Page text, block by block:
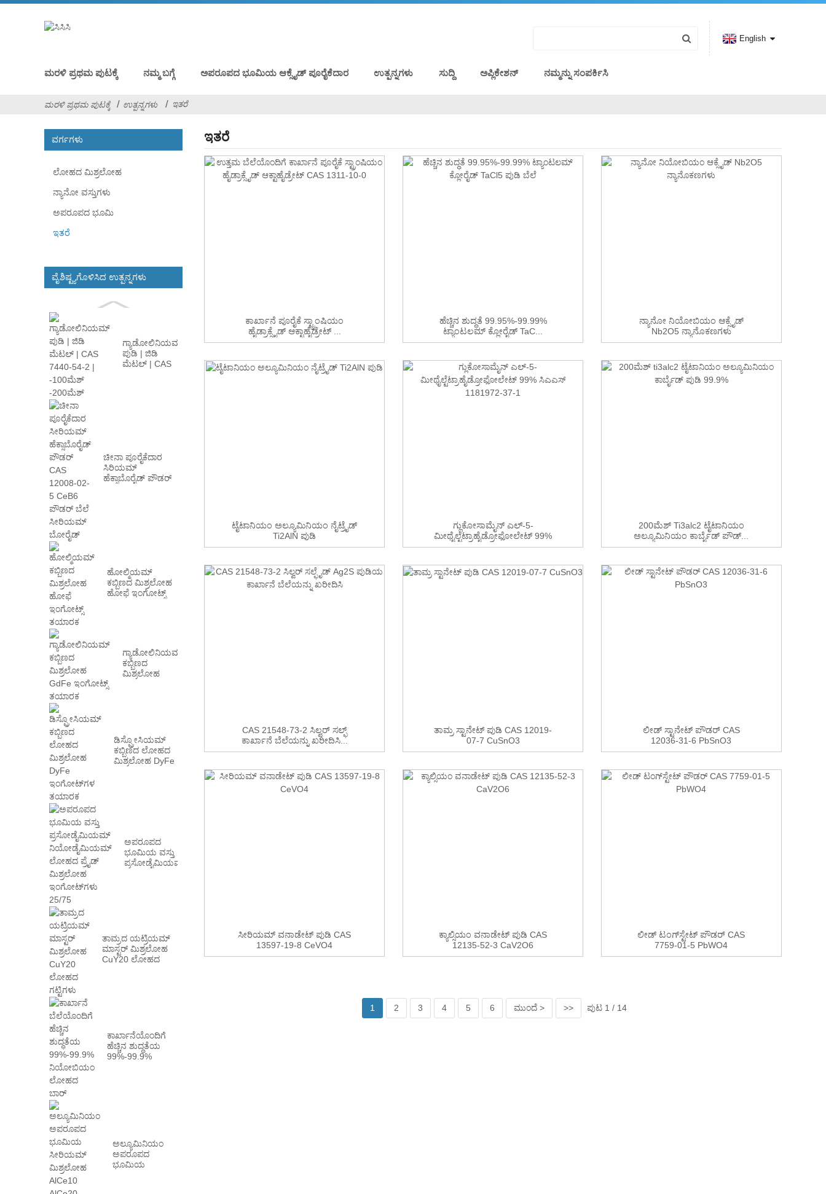
ಮರಳಿ ಪ್ರಥಮ ಪುಟಕ್ಕೆ ನಮ್ಮ ಬಗ್ಗೆ ಅಪರೂಪದ ಭೂಮಿಯ ಆಕ್ಸೈಡ್ ಪೂರೈಕೆದಾರ ಉತ್ಪನ್ನಗಳು ಸುದ್ದಿ ಅಪ್ಲಿಕೇಶನ್ ನಮ್ಮನ್ನು ಸಂಪರ್ಕಿಸಿ
English
ಮರಳಿ ಪ್ರಥಮ ಪುಟಕ್ಕೆ ಉತ್ಪನ್ನಗಳು ಇತರೆ
ವರ್ಗಗಳು
ಲೋಹದ ಮಿಶ್ರಲೋಹ
ನ್ಯಾನೋ ವಸ್ತುಗಳು
ಅಪರೂಪದ ಭೂಮಿ
ಇತರೆ
ವೈಶಿಷ್ಟ್ಯಗೊಳಿಸಿದ ಉತ್ಪನ್ನಗಳು
ಗ್ಯಾಡೋಲಿನಿಯಮ್
ಪುಡಿ | ಜಿಡಿ
ಮೆಟಲ್ | CAS
ಚೀನಾ ಪೂರೈಕೆದಾರ
ಸಿರಿಯಮ್
ಹೆಕ್ಸಾಬೊರೈಡ್ ಪೌಡರ್
ಹೋಲ್ಮಿಯಮ್
ಕಬ್ಬಿಣದ ಮಿಶ್ರಲೋಹ
ಹೋಫೆ ಇಂಗೋಟ್ಸ್
ಗ್ಯಾಡೋಲಿನಿಯಮ್
ಕಬ್ಬಿಣದ
ಮಿಶ್ರಲೋಹ
ಡಿಸ್ಪ್ರೋಸಿಯಮ್
ಕಬ್ಬಿಣದ ಲೋಹದ
ಮಿಶ್ರಲೋಹ DyFe
ಅಪರೂಪದ
ಭೂಮಿಯ ವಸ್ತು
ಪ್ರಸೋಡೈಮಿಯಮ್
ತಾಮ್ರದ ಯಟ್ರಿಯಮ್
ಮಾಸ್ಟರ್ ಮಿಶ್ರಲೋಹ
CuY20 ಲೋಹದ
ಕಾರ್ಖಾನೆಯೊಂದಿಗೆ
ಹೆಚ್ಚಿನ ಶುದ್ಧತೆಯ
99%-99.9%
ಅಲ್ಯೂಮಿನಿಯಂ
ಅಪರೂಪದ
ಭೂಮಿಯ
ಇತರೆ
ಕಾರ್ಖಾನೆ ಪೂರೈಕೆ ಸ್ಟ್ರಾಂಷಿಯಂ
ಹೈಡ್ರಾಕ್ಸೈಡ್ ಆಕ್ಟಾಹೈಡ್ರೇಟ್ ...
ಹೆಚ್ಚಿನ ಶುದ್ಧತೆ 99.95%-99.99%
ಟ್ಯಾಂಟಲಮ್ ಕ್ಲೋರೈಡ್ TaC...
ನ್ಯಾನೋ ನಿಯೋಬಿಯಂ ಆಕ್ಸೈಡ್
Nb2O5 ನ್ಯಾನೊಕಣಗಳು
ಟೈಟಾನಿಯಂ ಅಲ್ಯೂಮಿನಿಯಂ ನೈಟ್ರೈಡ್
Ti2AlN ಪುಡಿ
ಗ್ಲುಕೋಸಾಮೈನ್ ಎಲ್-5-
ಮೀಥೈಲ್ಟೆಟ್ರಾಹೈಡ್ರೋಫೋಲೇಟ್ 99%
ಸಿಎಎಸ್ ...
200ಮೆಶ್ Ti3alc2 ಟೈಟಾನಿಯಂ
ಅಲ್ಯೂಮಿನಿಯಂ ಕಾರ್ಬೈಡ್ ಪೌಡ್...
CAS 21548-73-2 ಸಿಲ್ವರ್ ಸಲ್ಫ್
ಕಾರ್ಖಾನೆ ಬೆಲೆಯನ್ನು ಖರೀದಿಸಿ...
ತಾಮ್ರ ಸ್ಟಾನೇಟ್ ಪುಡಿ CAS 12019-
07-7 CuSnO3
ಲೀಡ್ ಸ್ಟಾನೇಟ್ ಪೌಡರ್ CAS
12036-31-6 PbSnO3
ಸೀರಿಯಮ್ ವನಾಡೇಟ್ ಪುಡಿ CAS
13597-19-8 CeVO4
ಕ್ಯಾಲ್ಸಿಯಂ ವನಾಡೇಟ್ ಪುಡಿ CAS
12135-52-3 CaV2O6
ಲೀಡ್ ಟಂಗ್‌ಸ್ಟೇಟ್ ಪೌಡರ್ CAS
7759-01-5 PbWO4
1 2 3 4 5 6 ಮುಂದೆ > >> ಪುಟ 1 / 14